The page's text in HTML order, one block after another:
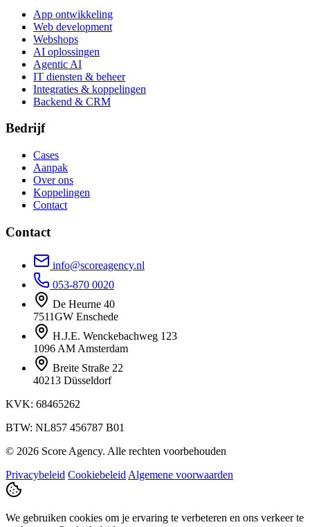
App ontwikkeling
Web development
Webshops
AI oplossingen
Agentic AI
IT diensten & beheer
Integraties & koppelingen
Backend & CRM
Bedrijf
Cases
Aanpak
Over ons
Koppelingen
Contact
Contact
info@scoreagency.nl
053-870 0020
De Heurne 40
7511GW Enschede
H.J.E. Wenckebachweg 123
1096 AM Amsterdam
Breite Straße 22
40213 Düsseldorf
KVK: 68465262
BTW: NL857 456787 B01
© 2026 Score Agency. Alle rechten voorbehouden
Privacybeleid Cookiebeleid Algemene voorwaarden
We gebruiken cookies om je ervaring te verbeteren en ons verkeer te